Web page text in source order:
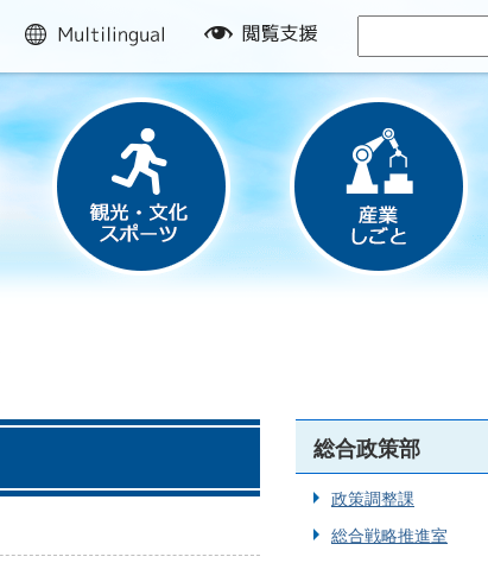
multilingual
閲
援
総合政策部
政策調整課
総合戦略推進室